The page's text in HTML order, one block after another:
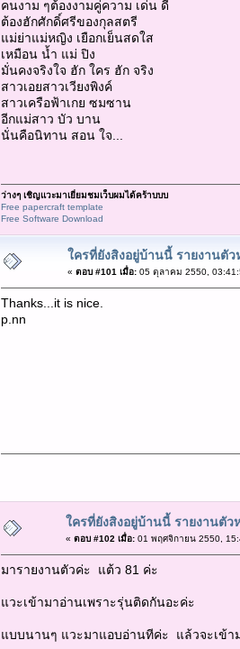
คนงาม ๆต้องงามคู่ความ เด่น ดี
ต้องฮักศักดิ์ศรีของกุลสตรี
แม่ย่าแม่หญิง เยือกเย็นสดใส
เหมือน น้ำ แม่ ปิง
มั่นคงจริงใจ ฮัก ใคร ฮัก จริง
สาวเอยสาวเวียงพิงค์
สาวเครือฟ้าเกย ซมซาน
อีกแม่สาว บัว บาน
นั่นคือนิทาน สอน ใจ...
ว่างๆ เชิญแวะมาเยี่ยมชมเว็บผมได้คร้าบบบ
Free papercraft template
Free Software Download
ใครที่ยังสิงอยู่บ้านนี้ รายงานตัว
« ตอบ #101 เมื่อ:05 ตุลาคม 2550,
Thanks...it is nice.
p.nn
ใครที่ยังสิงอยู่บ้านนี้ รายงานตัว
« ตอบ #102 เมื่อ:01 พฤศจิกายน 2550,
มารายงานตัวค่ะ แต้ว 81 ค่ะ
แวะเข้ามาอ่านเพราะรุ่นติดกันอะค่ะ
แบบนานๆ แวะมาแอบอ่านทีค่ะ แล้วจะเข้